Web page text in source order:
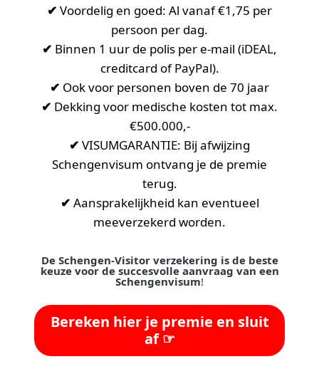
✔ Voordelig en goed: Al vanaf €1,75 per
persoon per dag.
✔ Binnen 1 uur de polis per e-mail (iDEAL,
creditcard of PayPal).
✔ Ook voor personen boven de 70 jaar
✔ Dekking voor medische kosten tot max.
€500.000,-
✔ VISUMGARANTIE: Bij afwijzing
Schengenvisum ontvang je de premie
terug.
✔ Aansprakelijkheid kan eventueel
meeverzekerd worden.
De Schengen-Visitor verzekering is de beste
keuze voor de succesvolle aanvraag van een
Schengenvisum!
Bereken hier je premie en sluit
af ☞